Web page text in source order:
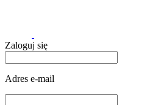
Zaloguj się
Adres e-mail